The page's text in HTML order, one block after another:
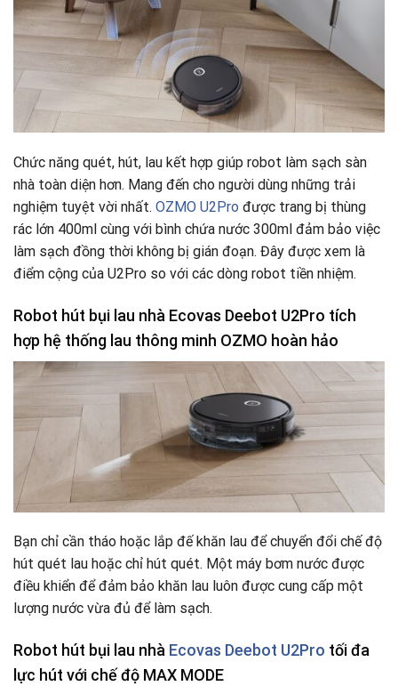
Chức năng quét, hút, lau kết hợp giúp robot làm sạch sàn
nhà toàn diện hơn. Mang đến cho người dùng những trải
nghiệm tuyệt vời nhất. OZMO U2Pro được trang bị thùng
rác lớn 400ml cùng với bình chứa nước 300ml đảm bảo việc
làm sạch đồng thời không bị gián đoạn. Đây được xem là
điểm cộng của U2Pro so với các dòng robot tiền nhiệm.
Robot hút bụi lau nhà Ecovas Deebot U2Pro tích
hợp hệ thống lau thông minh OZMO hoàn hảo
Bạn chỉ cần tháo hoặc lắp đế khăn lau để chuyển đổi chế độ
hút quét lau hoặc chỉ hút quét. Một máy bơm nước được
điều khiển để đảm bảo khăn lau luôn được cung cấp một
lượng nước vừa đủ để làm sạch.
Robot hút bụi lau nhà Ecovas Deebot U2Pro tối đa
lực hút với chế độ MAX MODE